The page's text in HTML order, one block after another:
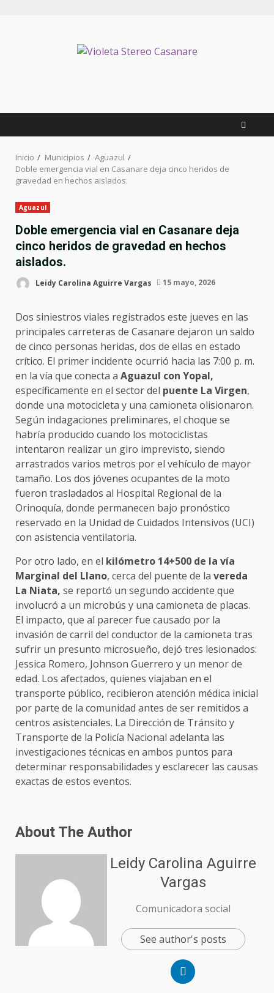
Inicio Municipios
Aguazul
Doble emergencia vial en Casanare deja cinco heridos de
gravedad en hechos aislados.
Aguazul
Doble emergencia vial en Casanare deja
cinco heridos de gravedad en hechos
aislados.
Leidy Carolina Aguirre Vargas 15 mayo, 2026
Dos siniestros viales registrados este jueves en las
principales carreteras de Casanare dejaron un saldo
de cinco personas heridas, dos de ellas en estado
crítico. El primer incidente ocurrió hacia las 7:00 p. m.
en la vía que conecta a Aguazul con Yopal,
específicamente en el sector del puente La Virgen,
donde una motocicleta y una camioneta olisionaron.
Según indagaciones preliminares, el choque se
habría producido cuando los motociclistas
intentaron realizar un giro imprevisto, siendo
arrastrados varios metros por el vehículo de mayor
tamaño. Los dos jóvenes ocupantes de la moto
fueron trasladados al Hospital Regional de la
Orinoquía, donde permanecen bajo pronóstico
reservado en la Unidad de Cuidados Intensivos (UCI)
con asistencia ventilatoria.
Por otro lado, en el kilómetro 14+500 de la vía
Marginal del Llano, cerca del puente de la vereda
La Niata, se reportó un segundo accidente que
involucró a un microbús y una camioneta de placas.
El impacto, que al parecer fue causado por la
invasión de carril del conductor de la camioneta tras
sufrir un presunto microsueño, dejó tres lesionados:
Jessica Romero, Johnson Guerrero y un menor de
edad. Los afectados, quienes viajaban en el
transporte público, recibieron atención médica inicial
por parte de la comunidad antes de ser remitidos a
centros asistenciales. La Dirección de Tránsito y
Transporte de la Policía Nacional adelanta las
investigaciones técnicas en ambos puntos para
determinar responsabilidades y esclarecer las causas
exactas de estos eventos.
About The Author
Leidy Carolina Aguirre
Vargas
Comunicadora social
See author's posts